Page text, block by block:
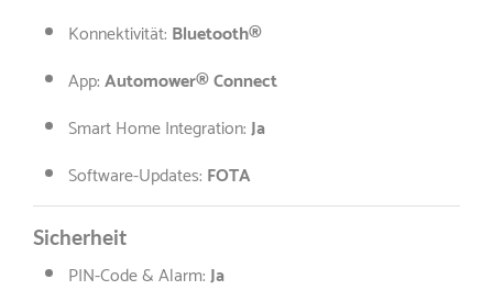
Konnektivität: Bluetooth®
App:Automower® Connect
Smart Home Integration: Ja
Software-Updates: FOTA
Sicherheit
PIN-Code & Alarm: Ja